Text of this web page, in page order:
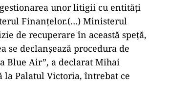
unor litigii cu entităţi
Finanţelor.(…) Ministerul
de recuperare în această speţă,
se declanşează procedura de
Blue Air”, a declarat Mihai
Palatul Victoria, întrebat ce